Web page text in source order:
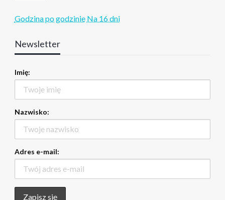
Godzina po godzinie Na 16 dni
Newsletter
Imię:
Nazwisko:
Adres e-mail: